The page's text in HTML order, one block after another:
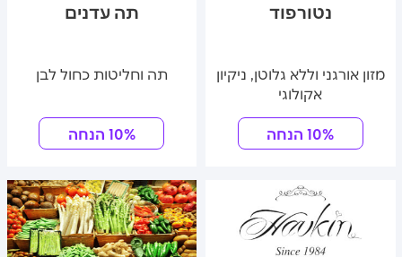
תה עדנים
תה וחליטות כחול לבן
10% הנחה
נטורפוד
מזון אורגני וללא גלוטן, ניקיון
אקולוגי
10% הנחה